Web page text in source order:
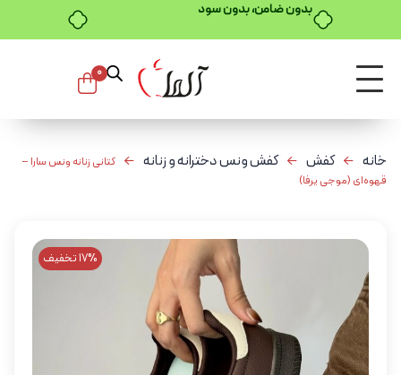
بدون ضامن، بدون سود
0
خانه کفش کفش ونس دخترانه و زنانه
کتانی زنانه ونس سارا –
قهوه‌ای (موجی یرفا)
17% تخفیف